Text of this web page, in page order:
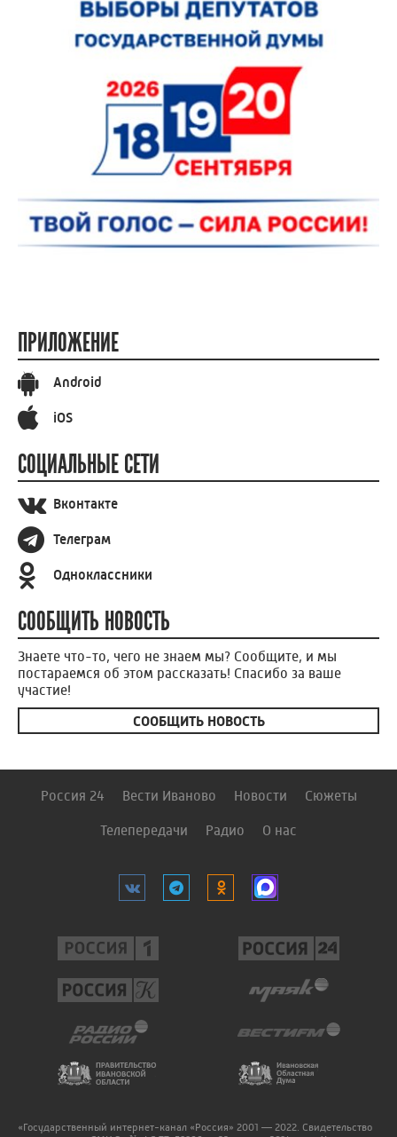
ПРИЛОЖЕНИЕ
Android
iOS
СОЦИАЛЬНЫЕ СЕТИ
Вконтакте
Телеграм
Одноклассники
СООБЩИТЬ НОВОСТЬ
Знаете что-то, чего не знаем мы? Сообщите, и мы
постараемся об этом рассказать! Спасибо за ваше
участие!
СООБЩИТЬ НОВОСТЬ
Россия 24 Вести Иваново Новости Сюжеты
Телепередачи Радио О нас
«Государственный интернет-канал «Россия» 2001 — 2022. Свидетельство